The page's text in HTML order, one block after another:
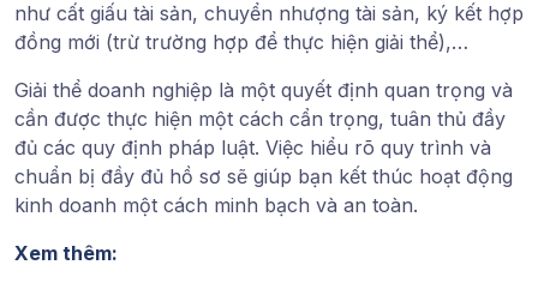
như cất giấu tài sản, chuyển nhượng tài sản, ký kết hợp
đồng mới (trừ trường hợp để thực hiện giải thể),…
Giải thể doanh nghiệp là một quyết định quan trọng và
cần được thực hiện một cách cẩn trọng, tuân thủ đầy
đủ các quy định pháp luật. Việc hiểu rõ quy trình và
chuẩn bị đầy đủ hồ sơ sẽ giúp bạn kết thúc hoạt động
kinh doanh một cách minh bạch và an toàn.
Xem thêm: